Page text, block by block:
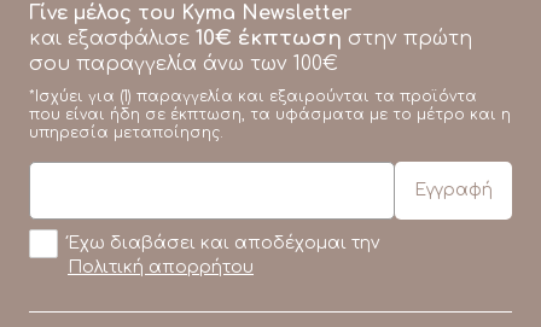
Γίνε μέλος του Kyma Newsletter
και εξασφάλισε 10€ έκπτωση στην πρώτη
σου παραγγελία άνω των 100€
*Ισχύει για (1) παραγγελία και εξαιρούνται τα προϊόντα
που είναι ήδη σε έκπτωση, τα υφάσματα με το μέτρο και η
υπηρεσία μεταποίησης.
Έχω διαβάσει και αποδέχομαι την
Πολιτική απορρήτου